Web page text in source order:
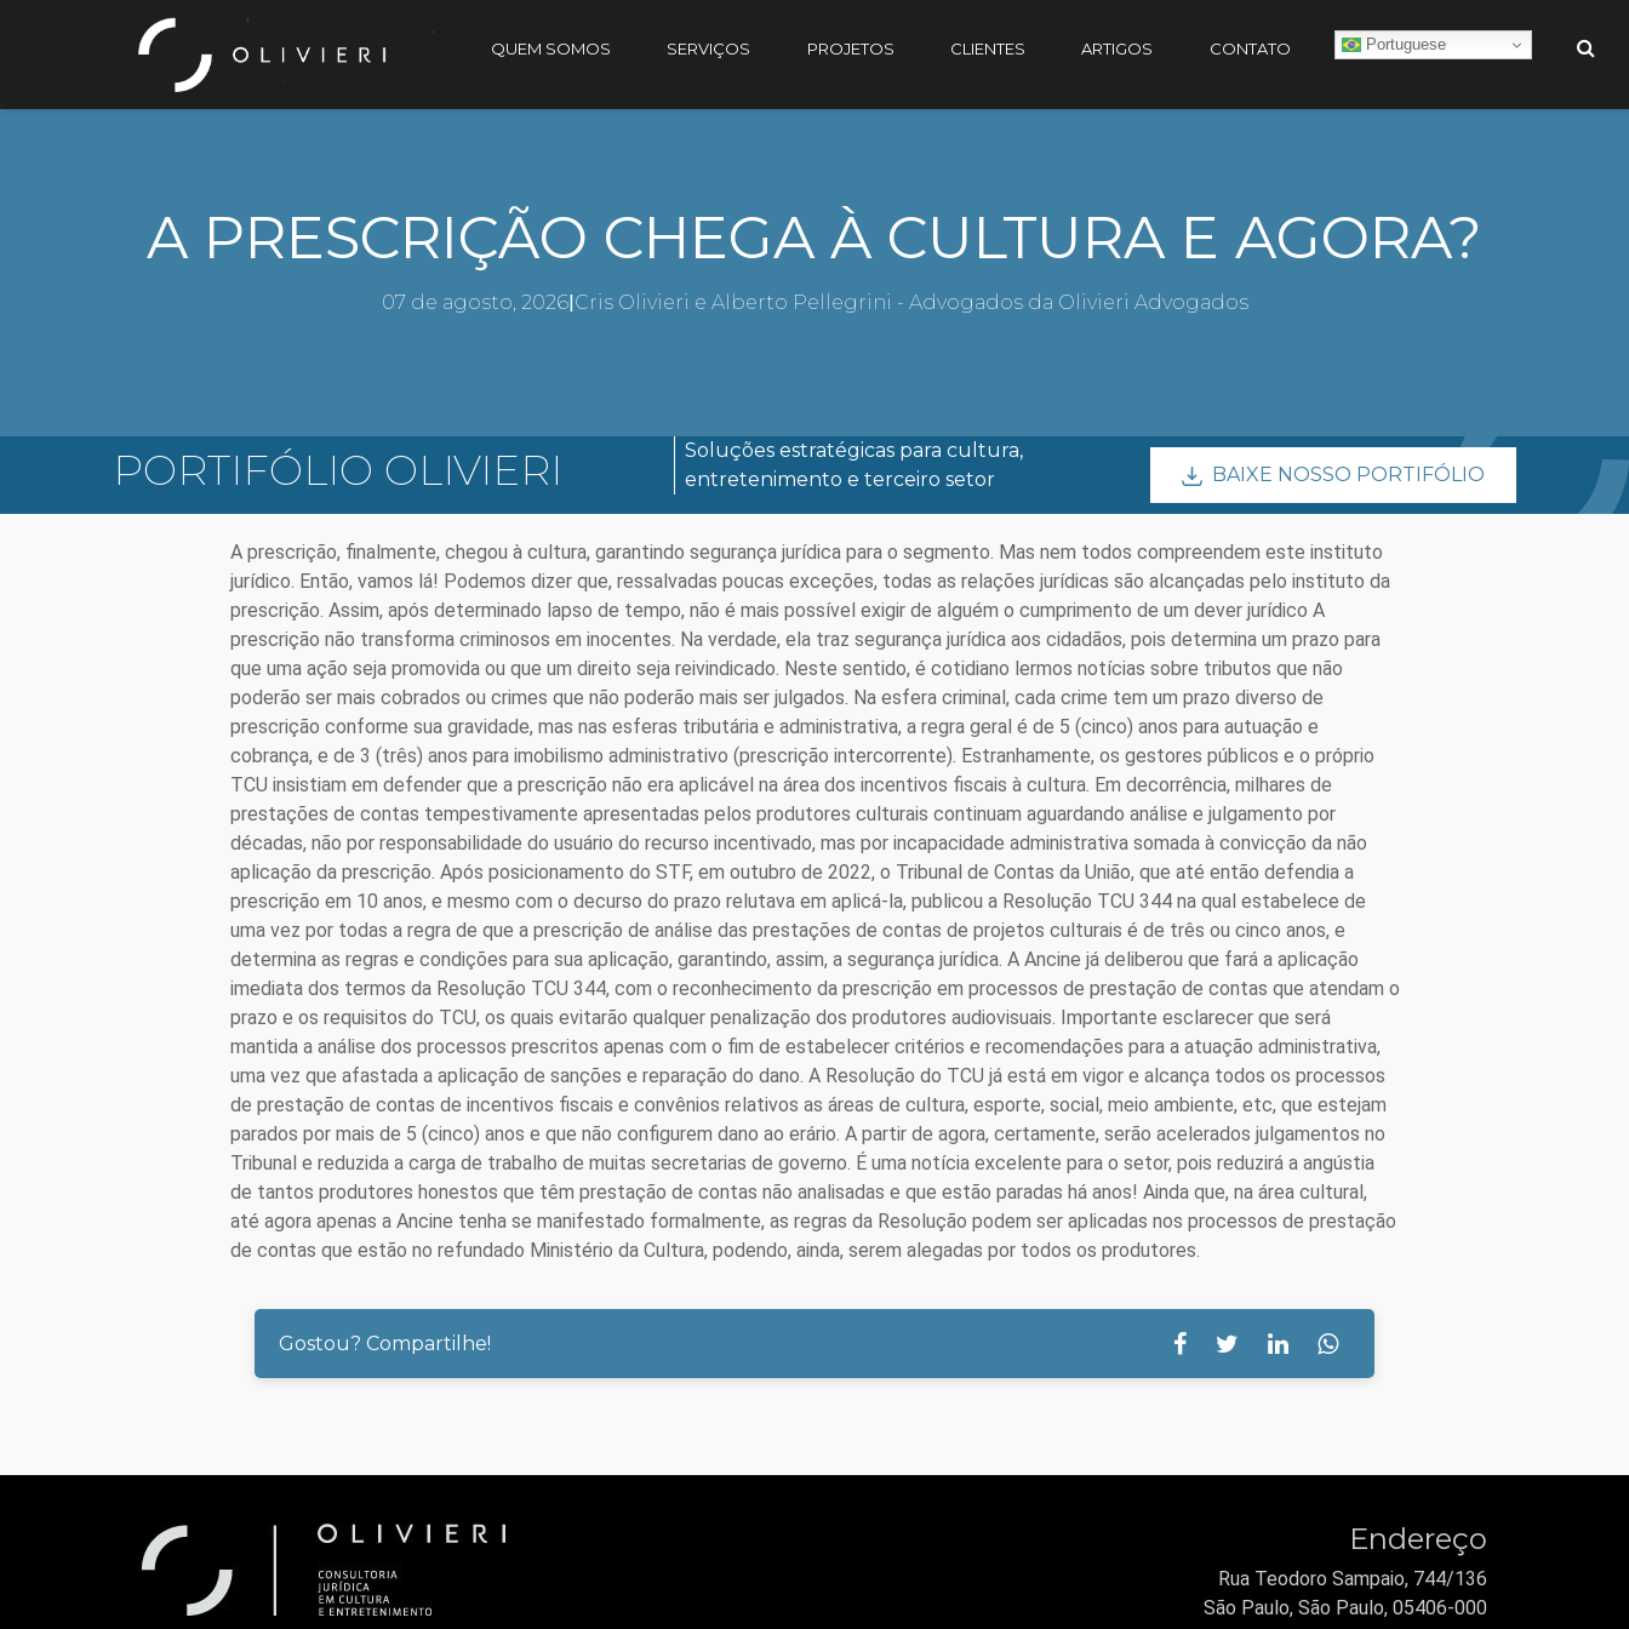
QUEM SOMOS SERVIÇOS PROJETOS CLIENTES ARTIGOS CONTATO Portuguese
A PRESCRIÇÃO CHEGA À CULTURA E AGORA?
07 de agosto, 2026|Cris Olivieri e Alberto Pellegrini - Advogados da Olivieri Advogados
PORTIFÓLIO OLIVIERI
Soluções estratégicas para cultura,
entretenimento e terceiro setor
BAIXE NOSSO PORTIFÓLIO
A prescrição, finalmente, chegou à cultura, garantindo segurança jurídica para o segmento. Mas nem todos compreendem este instituto
jurídico. Então, vamos lá! Podemos dizer que, ressalvadas poucas exceções, todas as relações jurídicas são alcançadas pelo instituto da
prescrição. Assim, após determinado lapso de tempo, não é mais possível exigir de alguém o cumprimento de um dever jurídico A
prescrição não transforma criminosos em inocentes. Na verdade, ela traz segurança jurídica aos cidadãos, pois determina um prazo para
que uma ação seja promovida ou que um direito seja reivindicado. Neste sentido, é cotidiano lermos notícias sobre tributos que não
poderão ser mais cobrados ou crimes que não poderão mais ser julgados. Na esfera criminal, cada crime tem um prazo diverso de
prescrição conforme sua gravidade, mas nas esferas tributária e administrativa, a regra geral é de 5 (cinco) anos para autuação e
cobrança, e de 3 (três) anos para imobilismo administrativo (prescrição intercorrente). Estranhamente, os gestores públicos e o próprio
TCU insistiam em defender que a prescrição não era aplicável na área dos incentivos fiscais à cultura. Em decorrência, milhares de
prestações de contas tempestivamente apresentadas pelos produtores culturais continuam aguardando análise e julgamento por
décadas, não por responsabilidade do usuário do recurso incentivado, mas por incapacidade administrativa somada à convicção da não
aplicação da prescrição. Após posicionamento do STF, em outubro de 2022, o Tribunal de Contas da União, que até então defendia a
prescrição em 10 anos, e mesmo com o decurso do prazo relutava em aplicá-la, publicou a Resolução TCU 344 na qual estabelece de
uma vez por todas a regra de que a prescrição de análise das prestações de contas de projetos culturais é de três ou cinco anos, e
determina as regras e condições para sua aplicação, garantindo, assim, a segurança jurídica. A Ancine já deliberou que fará a aplicação
imediata dos termos da Resolução TCU 344, com o reconhecimento da prescrição em processos de prestação de contas que atendam o
prazo e os requisitos do TCU, os quais evitarão qualquer penalização dos produtores audiovisuais. Importante esclarecer que será
mantida a análise dos processos prescritos apenas com o fim de estabelecer critérios e recomendações para a atuação administrativa,
uma vez que afastada a aplicação de sanções e reparação do dano. A Resolução do TCU já está em vigor e alcança todos os processos
de prestação de contas de incentivos fiscais e convênios relativos as áreas de cultura, esporte, social, meio ambiente, etc, que estejam
parados por mais de 5 (cinco) anos e que não configurem dano ao erário. A partir de agora, certamente, serão acelerados julgamentos no
Tribunal e reduzida a carga de trabalho de muitas secretarias de governo. É uma notícia excelente para o setor, pois reduzirá a angústia
de tantos produtores honestos que têm prestação de contas não analisadas e que estão paradas há anos! Ainda que, na área cultural,
até agora apenas a Ancine tenha se manifestado formalmente, as regras da Resolução podem ser aplicadas nos processos de prestação
de contas que estão no refundado Ministério da Cultura, podendo, ainda, serem alegadas por todos os produtores.
Gostou? Compartilhe!
Endereço
Rua Teodoro Sampaio, 744/136
São Paulo, São Paulo, 05406-000